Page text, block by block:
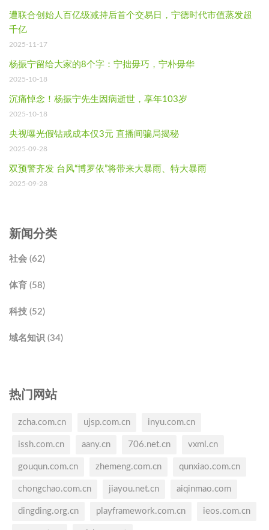
遭联合创始人百亿级减持后首个交易日，宁德时代市值蒸发超
千亿
2025-11-17
杨振宁留给大家的8个字：宁拙毋巧，宁朴毋华
2025-10-18
沉痛悼念！杨振宁先生因病逝世，享年103岁
2025-10-18
央视曝光假钻戒成本仅3元 直播间骗局揭秘
2025-09-28
双预警齐发 台风“博罗依”将带来大暴雨、特大暴雨
2025-09-28
新闻分类
社会 (62)
体育 (58)
科技 (52)
域名知识 (34)
热门网站
zcha.com.cn ujsp.com.cn inyu.com.cn
issh.com.cn aany.cn 706.net.cn vxml.cn
gouqun.com.cn zhemeng.com.cn qunxiao.com.cn
chongchao.com.cn jiayou.net.cn aiqinmao.com
dingding.org.cn playframework.com.cn ieos.com.cn